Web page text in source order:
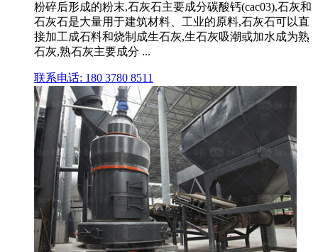
粉碎后形成的粉末,石灰石主要成分碳酸钙(cac03),石灰和
石灰石是大量用于建筑材料、工业的原料,石灰石可以直
接加工成石料和烧制成生石灰,生石灰吸潮或加水成为熟
石灰,熟石灰主要成分 ...
联系电话: 180 3780 8511